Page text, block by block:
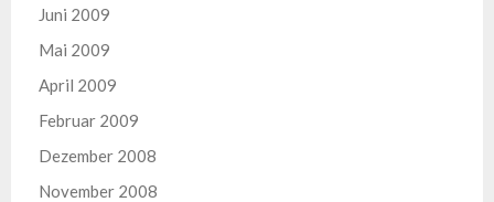
Juni 2009
Mai 2009
April 2009
Februar 2009
Dezember 2008
November 2008